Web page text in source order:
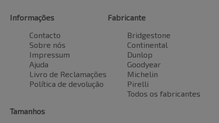
Informações
Contacto
Sobre nós
Impressum
Ajuda
Livro de Reclamações
Política de devolução
Fabricante
Bridgestone
Continental
Dunlop
Goodyear
Michelin
Pirelli
Todos os fabricantes
Tamanhos